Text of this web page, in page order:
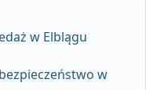
w Elblągu
w